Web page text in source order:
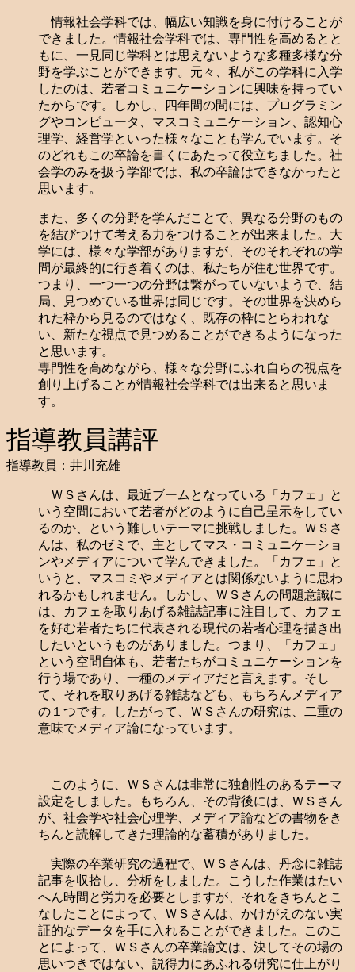
情報社会学科では、幅広い知識を身に付けることが
できました。情報社会学科では、専門性を高めるとと
もに、一見同じ学科とは思えないような多種多様な分
野を学ぶことができます。元々、私がこの学科に入学
したのは、若者コミュニケーションに興味を持ってい
たからです。しかし、四年間の間には、プログラミン
グやコンピュータ、マスコミュニケーション、認知心
理学、経営学といった様々なことも学んでいます。そ
のどれもこの卒論を書くにあたって役立ちました。社
会学のみを扱う学部では、私の卒論はできなかったと
思います。
また、多くの分野を学んだことで、異なる分野のもの
を結びつけて考える力をつけることが出来ました。大
学には、様々な学部がありますが、そのそれぞれの学
問が最終的に行き着くのは、私たちが住む世界です。
つまり、一つ一つの分野は繋がっていないようで、結
局、見つめている世界は同じです。その世界を決めら
れた枠から見るのではなく、既存の枠にとらわれな
い、新たな視点で見つめることができるようになった
と思います。
専門性を高めながら、様々な分野にふれ自らの視点を
創り上げることが情報社会学科では出来ると思いま
す。
指導教員講評
指導教員：井川充雄
ＷＳさんは、最近ブームとなっている「カフェ」と
いう空間において若者がどのように自己呈示をしてい
るのか、という難しいテーマに挑戦しました。ＷＳさ
んは、私のゼミで、主としてマス・コミュニケーショ
ンやメディアについて学んできました。「カフェ」と
いうと、マスコミやメディアとは関係ないように思わ
れるかもしれません。しかし、ＷＳさんの問題意識に
は、カフェを取りあげる雑誌記事に注目して、カフェ
を好む若者たちに代表される現代の若者心理を描き出
したいというものがありました。つまり、「カフェ」
という空間自体も、若者たちがコミュニケーションを
行う場であり、一種のメディアだと言えます。そし
て、それを取りあげる雑誌なども、もちろんメディア
の１つです。したがって、ＷＳさんの研究は、二重の
意味でメディア論になっています。
このように、ＷＳさんは非常に独創性のあるテーマ
設定をしました。もちろん、その背後には、ＷＳさん
が、社会学や社会心理学、メディア論などの書物をき
ちんと読解してきた理論的な蓄積がありました。
実際の卒業研究の過程で、ＷＳさんは、丹念に雑誌
記事を収拾し、分析をしました。こうした作業はたい
へん時間と労力を必要としますが、それをきちんとこ
なしたことによって、ＷＳさんは、かけがえのない実
証的なデータを手に入れることができました。このこ
とによって、ＷＳさんの卒業論文は、決してその場の
思いつきではない、説得力にあふれる研究に仕上がり